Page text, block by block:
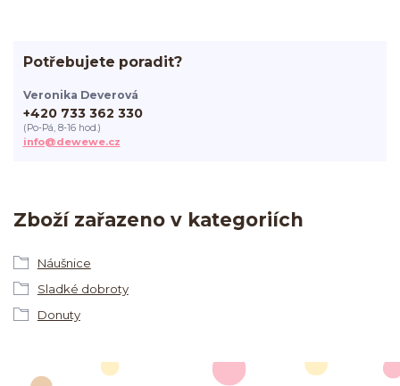
Zboží zařazeno v kategoriích
Náušnice
Sladké dobroty
Donuty
Potřebujete poradit?
Veronika Deverová
+420 733 362 330
(Po-Pá, 8-16 hod.)
info@dewewe.cz